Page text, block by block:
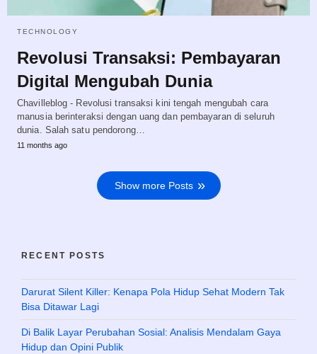
TECHNOLOGY
Revolusi Transaksi: Pembayaran
Digital Mengubah Dunia
Chavilleblog - Revolusi transaksi kini tengah mengubah cara
manusia berinteraksi dengan uang dan pembayaran di seluruh
dunia. Salah satu pendorong…
11 months ago
Show more Posts
RECENT POSTS
Darurat Silent Killer: Kenapa Pola Hidup Sehat Modern Tak
Bisa Ditawar Lagi
Di Balik Layar Perubahan Sosial: Analisis Mendalam Gaya
Hidup dan Opini Publik